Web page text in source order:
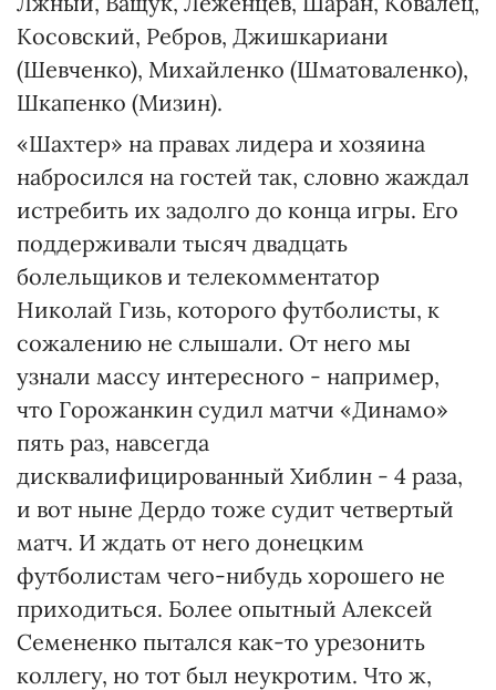
Косовский, Ребров, Джишкариани
(Шевченко), Михайленко (Шматоваленко),
Шкапенко (Мизин).
«Шахтер» на правах лидера и хозяина
набросился на гостей так, словно жаждал
истребить их задолго до конца игры. Его
поддерживали тысяч двадцать
болельщиков и телекомментатор
Николай Гизь, которого футболисты, к
сожалению не слышали. От него мы
узнали массу интересного - например,
что Горожанкин судил матчи «Динамо»
пять раз, навсегда
дисквалифицированный Хиблин - 4 раза,
и вот ныне Дердо тоже судит четвертый
матч. И ждать от него донецким
футболистам чего-нибудь хорошего не
приходиться. Более опытный Алексей
Семененко пытался как-то урезонить
коллегу, но тот был неукротим. Что ж,